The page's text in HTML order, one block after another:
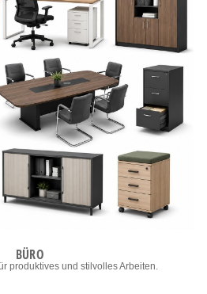
BÜRO
produktives und stilvolles Arbeiten.